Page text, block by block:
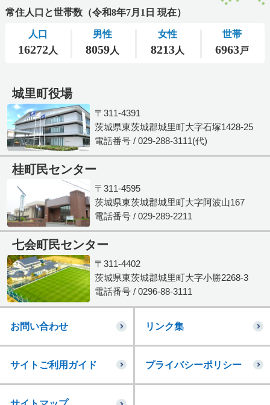
城里町役場
〒311-4391
茨城県東茨城郡城里町大字石塚1428-25
電話番号 / 029-288-3111(代)
桂町民センター
〒311-4595
茨城県東茨城郡城里町大字阿波山167
電話番号 / 029-289-2211
七会町民センター
〒311-4402
茨城県東茨城郡城里町大字小勝2268-3
電話番号 / 0296-88-3111
お問い合わせ リンク集
サイトご利用ガイド プライバシーポリシー